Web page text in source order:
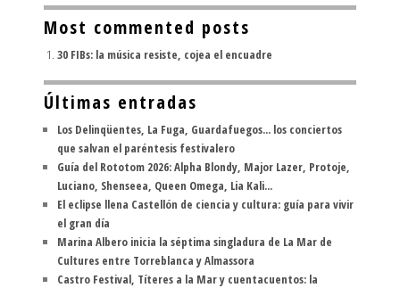
Most commented posts
30 FIBs: la música resiste, cojea el encuadre
Últimas entradas
Los Delinqüentes, La Fuga, Guardafuegos... los conciertos
que salvan el paréntesis festivalero
Guía del Rototom 2026: Alpha Blondy, Major Lazer, Protoje,
Luciano, Shenseea, Queen Omega, Lia Kali...
El eclipse llena Castellón de ciencia y cultura: guía para vivir
el gran día
Marina Albero inicia la séptima singladura de La Mar de
Cultures entre Torreblanca y Almassora
Castro Festival, Títeres a la Mar y cuentacuentos: la